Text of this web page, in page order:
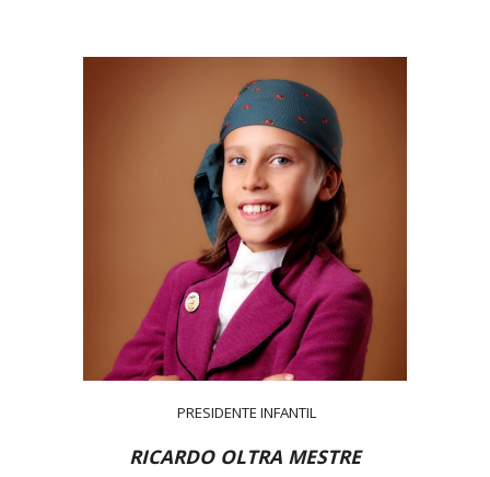
PRESIDENTE INFANTIL
RICARDO OLTRA MESTRE